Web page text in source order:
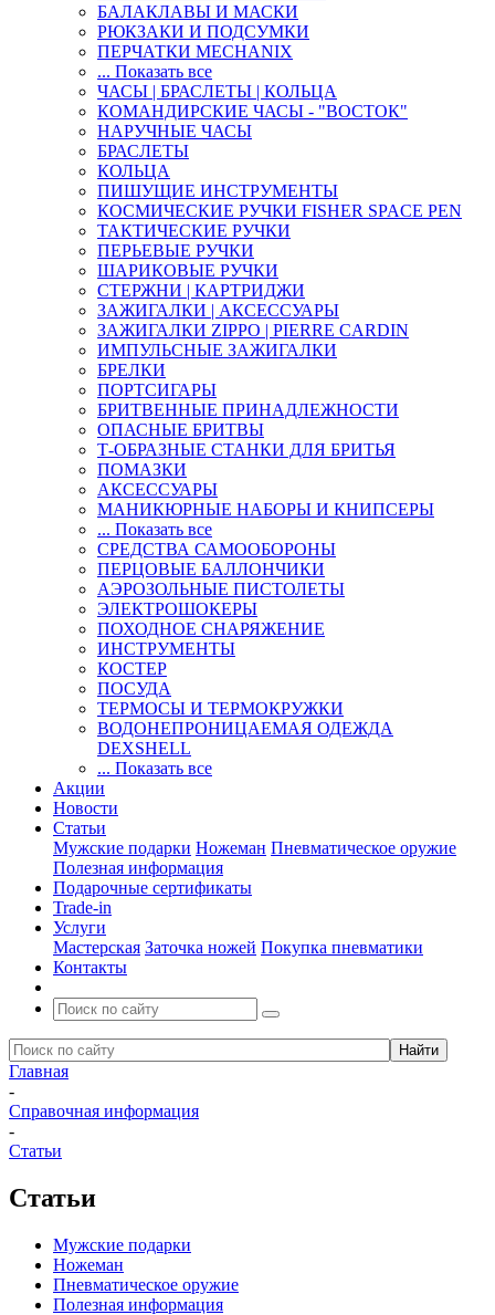
БАЛАКЛАВЫ И МАСКИ
РЮКЗАКИ И ПОДСУМКИ
ПЕРЧАТКИ MECHANIX
... Показать все
ЧАСЫ | БРАСЛЕТЫ | КОЛЬЦА
КОМАНДИРСКИЕ ЧАСЫ - "ВОСТОК"
НАРУЧНЫЕ ЧАСЫ
БРАСЛЕТЫ
КОЛЬЦА
ПИШУЩИЕ ИНСТРУМЕНТЫ
КОСМИЧЕСКИЕ РУЧКИ FISHER SPACE PEN
ТАКТИЧЕСКИЕ РУЧКИ
ПЕРЬЕВЫЕ РУЧКИ
ШАРИКОВЫЕ РУЧКИ
СТЕРЖНИ | КАРТРИДЖИ
ЗАЖИГАЛКИ | АКСЕССУАРЫ
ЗАЖИГАЛКИ ZIPPO | PIERRE CARDIN
ИМПУЛЬСНЫЕ ЗАЖИГАЛКИ
БРЕЛКИ
ПОРТСИГАРЫ
БРИТВЕННЫЕ ПРИНАДЛЕЖНОСТИ
ОПАСНЫЕ БРИТВЫ
Т-ОБРАЗНЫЕ СТАНКИ ДЛЯ БРИТЬЯ
ПОМАЗКИ
АКСЕССУАРЫ
МАНИКЮРНЫЕ НАБОРЫ И КНИПСЕРЫ
... Показать все
СРЕДСТВА САМООБОРОНЫ
ПЕРЦОВЫЕ БАЛЛОНЧИКИ
АЭРОЗОЛЬНЫЕ ПИСТОЛЕТЫ
ЭЛЕКТРОШОКЕРЫ
ПОХОДНОЕ СНАРЯЖЕНИЕ
ИНСТРУМЕНТЫ
КОСТЕР
ПОСУДА
ТЕРМОСЫ И ТЕРМОКРУЖКИ
ВОДОНЕПРОНИЦАЕМАЯ ОДЕЖДА
DEXSHELL
... Показать все
Акции
Новости
Статьи
Мужские подарки Ножеман Пневматическое оружие
Полезная информация
Подарочные сертификаты
Trade-in
Услуги
Мастерская Заточка ножей Покупка пневматики
Контакты
Главная
-
Справочная информация
-
Статьи
Статьи
Мужские подарки
Ножеман
Пневматическое оружие
Полезная информация